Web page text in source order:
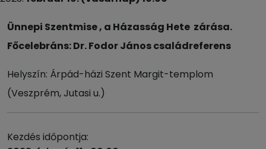
Ünnepi Szentmise , a Házasság Hete zárása.
Főcelebráns: Dr. Fodor János családreferens
Helyszín: Árpád-házi Szent Margit-templom
(Veszprém, Jutasi u.)
Kezdés időpontja: